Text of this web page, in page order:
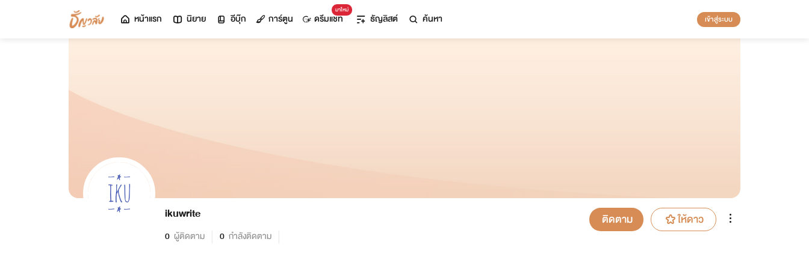
หน้าแรก นิยาย อีบุ๊ก การ์ตูน
มาใหม่
ดรีมแชท ธัญลิสต์ ค้นหา เข้าสู่ระบบ
ikuwrite
0 ผู้ติดตาม 0 กำลังติดตาม
ติดตาม ให้ดาว